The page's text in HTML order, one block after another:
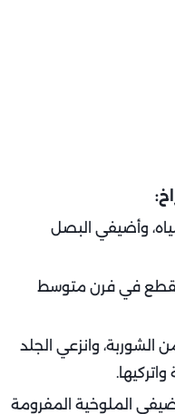
وأضيفي البصل
في فرن متوسط
وانزعي الجلد
الملوخية المفرومة